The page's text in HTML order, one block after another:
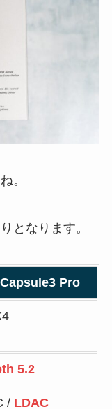
。
となります。
Pro
5.2
/ LDAC